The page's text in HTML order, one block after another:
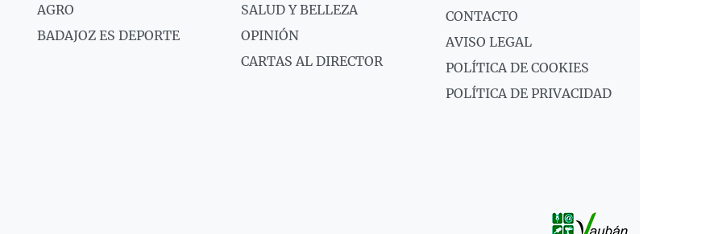
AGRO
BADAJOZ ES DEPORTE
SALUD Y BELLEZA
OPINIÓN
CARTAS AL DIRECTOR
CONTACTO
AVISO LEGAL
POLÍTICA DE COOKIES
POLÍTICA DE PRIVACIDAD